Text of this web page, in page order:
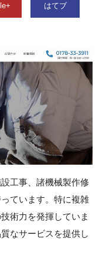
はてブ
工事、諸機械製作修
ています。特に複雑
術力を発揮していま
なサービスを提供し